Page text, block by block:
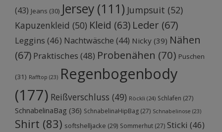
(43) Jeans (30) Jersey (111) Jumpsuit (52)
Kapuzenkleid (50) Kleid (63) Leder (67)
Leggins (46) Nachtwäsche (44) Nicky (39) Nähen
(67) Praktisches (48) Probenähen (70) Puschen
(31) Rafftop (23) Regenbogenbody
(177) Reißverschluss (49) Röckli (24) Schlafen (27)
SchnabelinaBag (36) SchnabelinaHipBag (27) Schnabelinose (23)
Shirt (83) softshelljacke (29) Sommerhut (27) Sticki (46)